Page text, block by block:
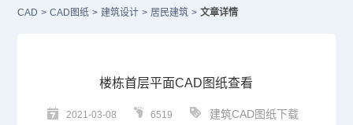
CAD > CAD图纸 > 建筑设计 > 居民建筑 > 文章详情
楼栋首层平面CAD图纸查看
2021-03-08 6519 建筑CAD图纸下载